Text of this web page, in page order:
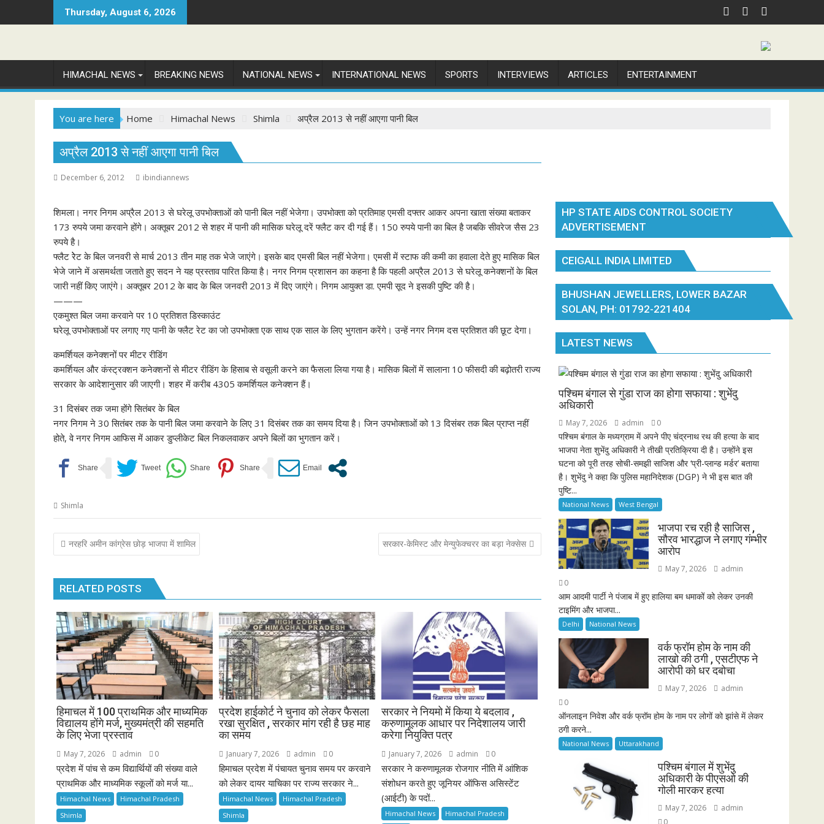
to
Thursday, August 6, 2026
HIMACHAL NEWS BREAKING NEWS NATIONAL NEWS INTERNATIONAL NEWS SPORTS INTERVIEWS ARTICLES ENTERTAINMENT
You are here Home Himachal News Shimla अप्रैल 2013 से नहीं आएगा पानी बिल
अप्रैल 2013 से नहीं आएगा पानी बिल
December 6, 2012 ibindiannews
शिमला। नगर निगम अप्रैल 2013 से घरेलू उपभोक्ताओं को पानी बिल नहीं भेजेगा। उपभोक्ता को प्रतिमाह एमसी दफ्तर आकर अपना खाता संख्या बताकर
173 रुपये जमा करवाने होंगे। अक्तूबर 2012 से शहर में पानी की मासिक घरेलू दरें फ्लैट कर दी गई हैं। 150 रुपये पानी का बिल है जबकि सीवरेज सैस 23
रुपये है।
फ्लैट रेेट के बिल जनवरी से मार्च 2013 तीन माह तक भेजे जाएंगे। इसके बाद एमसी बिल नहीं भेजेगा। एमसी में स्टाफ की कमी का हवाला देते हुए मासिक बिल
भेजे जाने में असमर्थता जताते हुए सदन ने यह प्रस्ताव पारित किया है। नगर निगम प्रशासन का कहना है कि पहली अप्रैल 2013 से घरेलू कनेक्शनों के बिल
जारी नहीं किए जाएंगे। अक्तूबर 2012 के बाद के बिल जनवरी 2013 में दिए जाएंगे। निगम आयुक्त डा. एमपी सूद ने इसकी पुष्टि की है।
———
एकमुश्त बिल जमा करवाने पर 10 प्रतिशत डिस्काउंट
घरेलू उपभोक्ताओं पर लगाए गए पानी के फ्लैट रेट का जो उपभोक्ता एक साथ एक साल के लिए भुगतान करेंगे। उन्हें नगर निगम दस प्रतिशत की छूट देगा।
कमर्शियल कनेक्शनों पर मीटर रीडिंग
कमर्शियल और कंस्ट्रक्शन कनेक्शनों से मीटर रीडिंग के हिसाब से वसूली करने का फैसला लिया गया है। मासिक बिलों में सालाना 10 फीसदी की बढ़ोतरी राज्य
सरकार के आदेशानुसार की जाएगी। शहर में करीब 4305 कमर्शियल कनेक्शन हैं।
31 दिसंबर तक जमा होंगे सितंबर के बिल
नगर निगम ने 30 सितंबर तक के पानी बिल जमा करवाने के लिए 31 दिसंबर तक का समय दिया है। जिन उपभोक्ताओं को 13 दिसंबर तक बिल प्राप्त नहीं
होते, वे नगर निगम आफिस में आकर डुप्लीकेट बिल निकलवाकर अपने बिलों का भुगतान करें।
Shimla
Post
navigation
नरहरि अमीन कांग्रेस छोड़ भाजपा में शामिल सरकार-केमिस्ट और मेन्युफेक्चरर का बड़ा नेक्सेस
RELATED POSTS
हिमाचल में 100 प्राथमिक और माध्यमिक
विद्यालय होंगे मर्ज, मुख्यमंत्री की सहमति
के लिए भेजा प्रस्ताव
May 7, 2026 admin 0
प्रदेश में पांच से कम विद्यार्थियों की संख्या वाले
प्राथमिक और माध्यमिक स्कूलों को मर्ज या...
Himachal News
Himachal Pradesh
Shimla
प्रदेश हाईकोर्ट ने चुनाव को लेकर फैसला
रखा सुरक्षित , सरकार मांग रही है छह माह
का समय
January 7, 2026 admin 0
हिमाचल प्रदेश में पंचायत चुनाव समय पर करवाने
को लेकर दायर याचिका पर राज्य सरकार ने...
Himachal News
Himachal Pradesh
Shimla
सरकार ने नियमो में किया ये बदलाव ,
करुणामूलक आधार पर निदेशालय जारी
करेगा नियुक्ति पत्र
January 7, 2026 admin 0
सरकार ने करुणामूलक रोजगार नीति में आंशिक
संशोधन करते हुए जूनियर ऑफिस असिस्टेंट
(आईटी) के पदों...
Himachal News
Himachal Pradesh
HP STATE AIDS CONTROL SOCIETY
ADVERTISEMENT
CEIGALL INDIA LIMITED
BHUSHAN JEWELLERS, LOWER BAZAR
SOLAN, PH: 01792-221404
LATEST NEWS
पश्चिम बंगाल से गुंडा राज का होगा सफाया : शुभेंदु
अधिकारी
May 7, 2026 admin 0
पश्चिम बंगाल के मध्यग्राम में अपने पीए चंद्रनाथ रथ की हत्या के बाद
भाजपा नेता शुभेंदु अधिकारी ने तीखी प्रतिक्रिया दी है। उन्होंने इस
घटना को पूरी तरह सोची-समझी साजिश और ‘प्री-प्लान्ड मर्डर’ बताया
है। शुभेंदु ने कहा कि पुलिस महानिदेशक (DGP) ने भी इस बात की
पुष्टि...
National News West Bengal
भाजपा रच रही है साजिस ,
सौरव भारद्धाज ने लगाए गंम्भीर
आरोप
May 7, 2026
admin
0
आम आदमी पार्टी ने पंजाब में हुए हालिया बम धमाकों को लेकर उनकी
टाइमिंग और भाजपा...
Delhi National News
वर्क फ्रॉम होम के नाम की
लाखो की ठगी , एसटीएफ ने
आरोपी को धर दबोचा
May 7, 2026
admin
0
ऑनलाइन निवेश और वर्क फ्रॉम होम के नाम पर लोगों को झांसे में लेकर
ठगी करने...
National News Uttarakhand
पश्चिम बंगाल में शुभेंदु
अधिकारी के पीएसओ की
गोली मारकर हत्या
May 7, 2026
admin
0